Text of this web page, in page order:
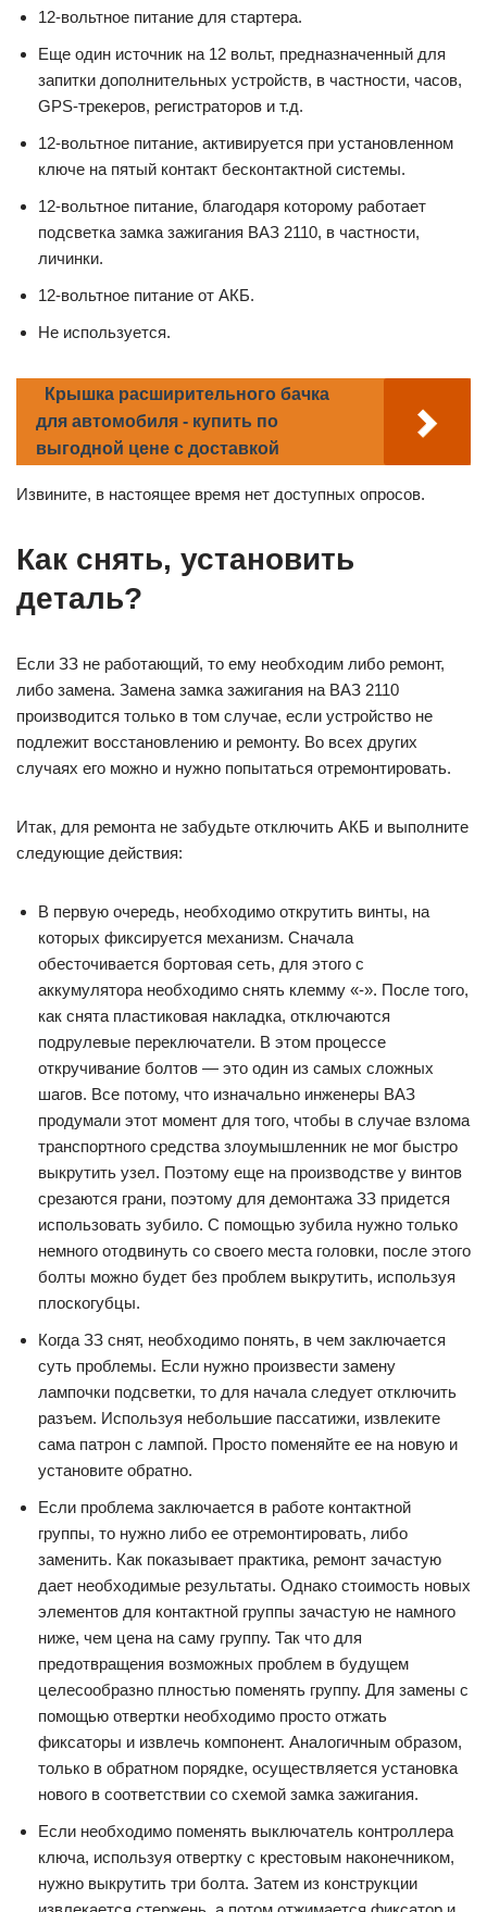
12-вольтное питание для стартера.
Еще один источник на 12 вольт, предназначенный для
запитки дополнительных устройств, в частности, часов,
GPS-трекеров, регистраторов и т.д.
12-вольтное питание, активируется при установленном
ключе на пятый контакт бесконтактной системы.
12-вольтное питание, благодаря которому работает
подсветка замка зажигания ВАЗ 2110, в частности,
личинки.
12-вольтное питание от АКБ.
Не используется.
Крышка расширительного бачка
для автомобиля - купить по
выгодной цене с доставкой
Извините, в настоящее время нет доступных опросов.
Как снять, установить
деталь?
Если ЗЗ не работающий, то ему необходим либо ремонт,
либо замена. Замена замка зажигания на ВАЗ 2110
производится только в том случае, если устройство не
подлежит восстановлению и ремонту. Во всех других
случаях его можно и нужно попытаться отремонтировать.
Итак, для ремонта не забудьте отключить АКБ и выполните
следующие действия:
В первую очередь, необходимо открутить винты, на
которых фиксируется механизм. Сначала
обесточивается бортовая сеть, для этого с
аккумулятора необходимо снять клемму «-». После того,
как снята пластиковая накладка, отключаются
подрулевые переключатели. В этом процессе
откручивание болтов — это один из самых сложных
шагов. Все потому, что изначально инженеры ВАЗ
продумали этот момент для того, чтобы в случае взлома
транспортного средства злоумышленник не мог быстро
выкрутить узел. Поэтому еще на производстве у винтов
срезаются грани, поэтому для демонтажа ЗЗ придется
использовать зубило. С помощью зубила нужно только
немного отодвинуть со своего места головки, после этого
болты можно будет без проблем выкрутить, используя
плоскогубцы.
Когда ЗЗ снят, необходимо понять, в чем заключается
суть проблемы. Если нужно произвести замену
лампочки подсветки, то для начала следует отключить
разъем. Используя небольшие пассатижи, извлеките
сама патрон с лампой. Просто поменяйте ее на новую и
установите обратно.
Если проблема заключается в работе контактной
группы, то нужно либо ее отремонтировать, либо
заменить. Как показывает практика, ремонт зачастую
дает необходимые результаты. Однако стоимость новых
элементов для контактной группы зачастую не намного
ниже, чем цена на саму группу. Так что для
предотвращения возможных проблем в будущем
целесообразно плностью поменять группу. Для замены с
помощью отвертки необходимо просто отжать
фиксаторы и извлечь компонент. Аналогичным образом,
только в обратном порядке, осуществляется установка
нового в соответствии со схемой замка зажигания.
Если необходимо поменять выключатель контроллера
ключа, используя отвертку с крестовым наконечником,
нужно выкрутить три болта. Затем из конструкции